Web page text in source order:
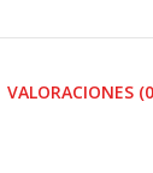
VALORACIONES